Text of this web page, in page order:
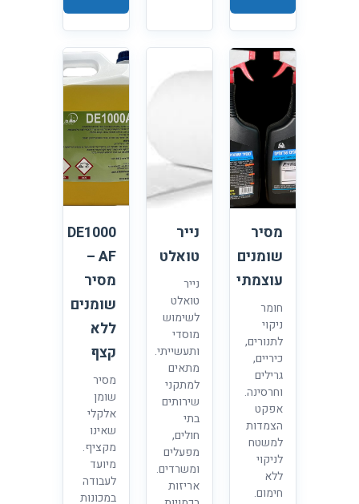
מסיר
שומנים
עוצמתי
חומר
ניקוי
לתנורים,
כיריים,
גרילים
וחרסינה.
אפקט
הצמדות
למשטח
לניקוי
ללא
חימום.
נייר
טואלט
נייר
טואלט
לשימוש
מוסדי
ותעשייתי.
מתאים
למתקני
שירותים
בתי
חולים,
מפעלים
ומשרדים.
אריזות
DE1000
AF –
מסיר
שומנים
ללא
קצף
מסיר
שומן
אלקלי
שאינו
מקציף.
מיועד
לעבודה
במכונות